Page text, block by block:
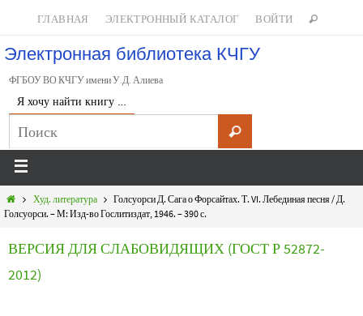
ГЛАВНАЯ ЭЛЕКТРОННЫЙ КАТАЛОГ ВОЙТИ
Электронная библиотека КЧГУ
ФГБОУ ВО КЧГУ имени У.Д. Алиева
Я хочу найти книгу …
Худ. литература
Голсуорси Д. Сага о Форсайтах. Т. VI. Лебединая песня / Д.
Голсуорси. – М: Изд-во Гослитиздат, 1946. – 390 с.
ВЕРСИЯ ДЛЯ СЛАБОВИДЯЩИХ (ГОСТ Р 52872-
2012)